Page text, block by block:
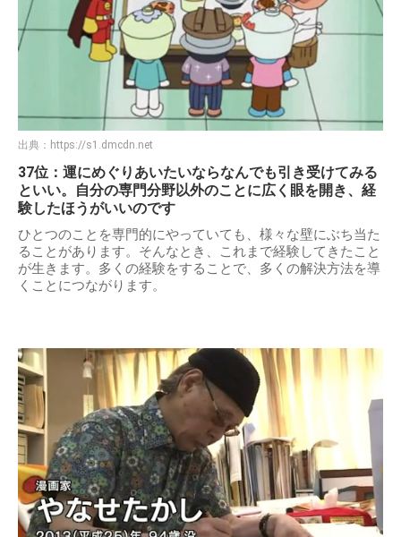
出典： https://s1.dmcdn.net
37位：運にめぐりあいたいならなんでも引き受けてみる
といい。自分の専門分野以外のことに広く眼を開き、経
験したほうがいいのです
ひとつのことを専門的にやっていても、様々な壁にぶち当た
ることがあります。そんなとき、これまで経験してきたこと
が生きます。多くの経験をすることで、多くの解決方法を導
くことにつながります。